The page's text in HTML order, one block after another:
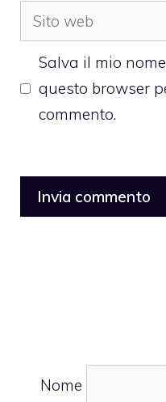
Sito
web
Salva il mio
questo browser
commento.
Nome